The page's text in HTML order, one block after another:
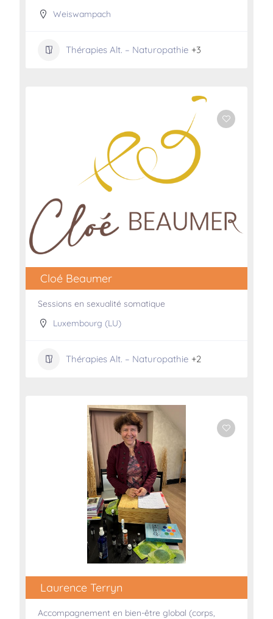
Weiswampach
Thérapies Alt. – Naturopathie +3
Cloé Beaumer
Sessions en sexualité somatique
Luxembourg (LU)
Thérapies Alt. – Naturopathie +2
Laurence Terryn
Accompagnement en bien-être global (corps,